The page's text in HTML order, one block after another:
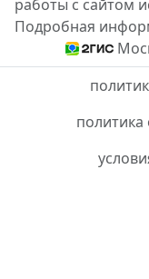
работы с сайтом
Подробная